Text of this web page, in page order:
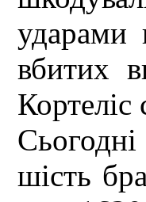
ударами
вбитих
шість